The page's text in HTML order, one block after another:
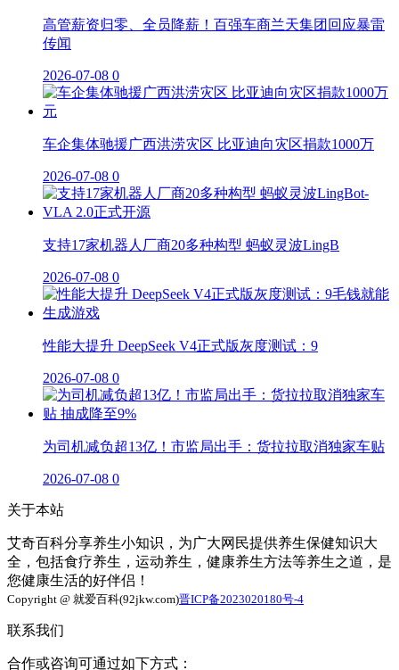
高管薪资归零、全员降薪！百强车商兰天集团回应暴雷
传闻
2026-07-08 0
车企集体驰援广西洪涝灾区 比亚迪向灾区捐款1000万
2026-07-08 0
支持17家机器人厂商20多种构型 蚂蚁灵波LingB
2026-07-08 0
性能大提升 DeepSeek V4正式版灰度测试：9
2026-07-08 0
为司机减负超13亿！市监局出手：货拉拉取消独家车贴
2026-07-08 0
关于本站
艾奇百科分享养生小知识，为广大网民提供养生保健知识大
全，包括食疗养生，运动养生，健康养生方法等养生之道，是
您健康生活的好伴侣！
Copyright @ 就爱百科(92jkw.com)晋ICP备2023020180号-4
联系我们
合作或咨询可通过如下方式：